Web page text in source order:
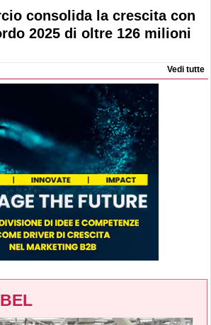
consolida la crescita con
2025 di oltre 126 milioni
Vedi tutte